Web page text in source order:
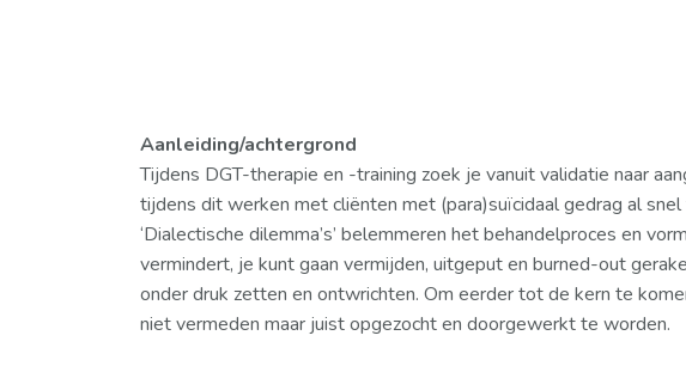
Aanleiding/achtergrond
Tijdens DGT-therapie en -training zoek je vanuit validatie naar
tijdens dit werken met cliënten met (para)suïcidaal gedrag al
‘Dialectische dilemma’s’ belemmeren het behandelproces en
vermindert, je kunt gaan vermijden, uitgeput en burned-out
onder druk zetten en ontwrichten. Om eerder tot de kern te
niet vermeden maar juist opgezocht en doorgewerkt te worden.